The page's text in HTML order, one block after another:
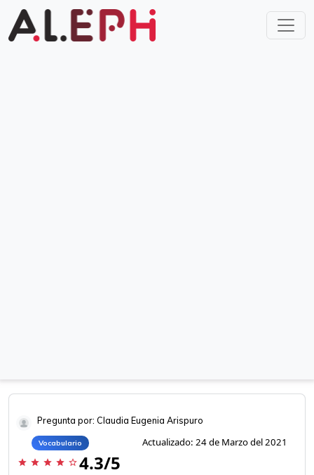
Pregunta por: Claudia Eugenia Arispuro
Vocabulario Actualizado: 24 de Marzo del 2021
star star star star star_border 4.3/5